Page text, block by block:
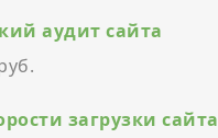
аудит сайта
загрузки сайта